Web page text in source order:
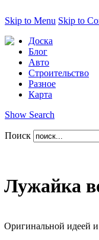
Skip to Menu Skip to
Доска
Блог
Авто
Строительство
Разное
Карта
Show Search
Поиск
Лужайка
Оригинальной идеей и